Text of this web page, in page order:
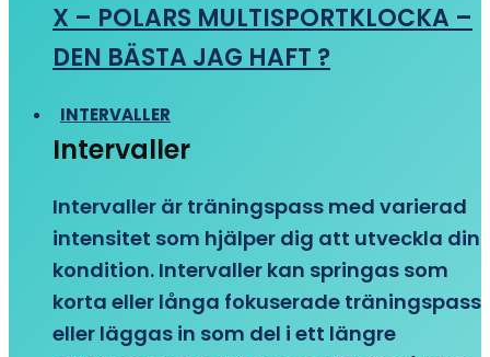
X – POLARS MULTISPORTKLOCKA –
DEN BÄSTA JAG HAFT ?
INTERVALLER
Intervaller
Intervaller är träningspass med varierad
intensitet som hjälper dig att utveckla din
kondition. Intervaller kan springas som
korta eller långa fokuserade träningspass
eller läggas in som del i ett längre